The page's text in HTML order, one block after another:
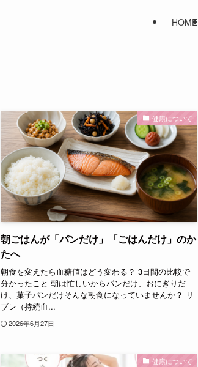
HOME
健康について
朝ごはんが「パンだけ」「ごはんだけ」のか
たへ
朝食を変えたら血糖値はどう変わる？ 3日間の比較で
分かったこと 朝は忙しいからパンだけ、おにぎりだ
け、菓子パンだけそんな朝食になっていませんか？ リ
ブレ（持続血...
2026年6月27日
健康について